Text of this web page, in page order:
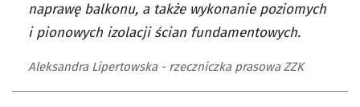
naprawę balkonu, a także wykonanie poziomych
i pionowych izolacji ścian fundamentowych.
Aleksandra Lipertowska - rzeczniczka prasowa ZZK